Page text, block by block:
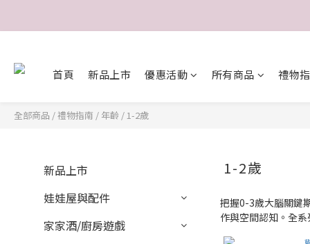
首頁 新品上市 優惠活動 所有商品 禮物
全部商品 /禮物指南 / 年齡 /1-2歲
新品上市
娃娃屋與配件
家家酒/廚房遊戲
1-2歲
把握0-3歲大腦關鍵
作與空間認知。全